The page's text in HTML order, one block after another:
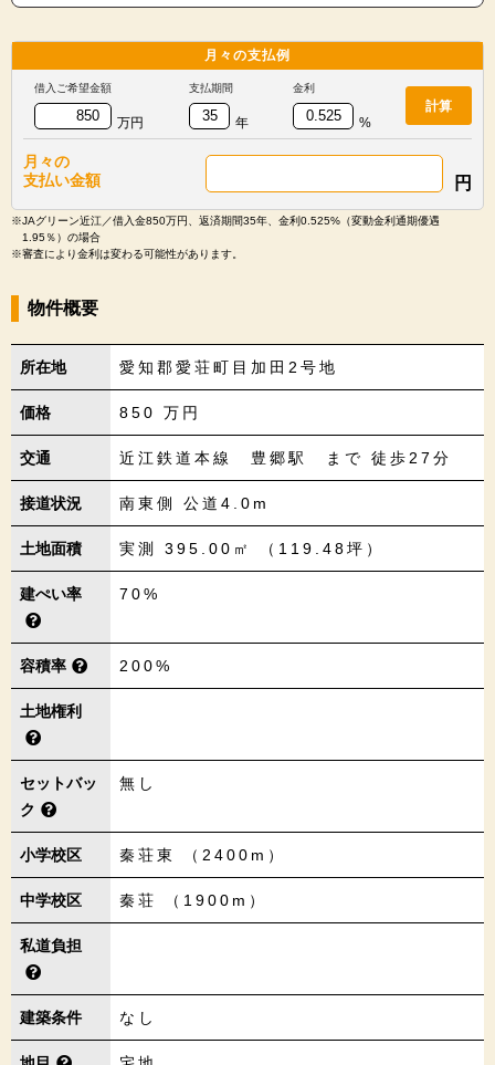
月々の支払例
借入ご希望金額
万円
支払期間
年
金利
%
計算
月々の
支払い金額
円
※JAグリーン近江／借入金850万円、返済期間35年、金利0.525%（変動金利通期優遇
1.95％）の場合
※審査により金利は変わる可能性があります。
物件概要
所在地 愛知郡愛荘町目加田2号地
価格 850 万円
交通 近江鉄道本線 豊郷駅 まで 徒歩27分
接道状況 南東側 公道4.0m
土地面積 実測 395.00㎡ （119.48坪）
建ぺい率 70%
容積率 200%
土地権利
セットバッ
ク
無し
小学校区 秦荘東 （2400m）
中学校区 秦荘 （1900m）
私道負担
建築条件 なし